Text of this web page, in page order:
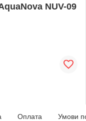
NUV-09
Оплата Умови